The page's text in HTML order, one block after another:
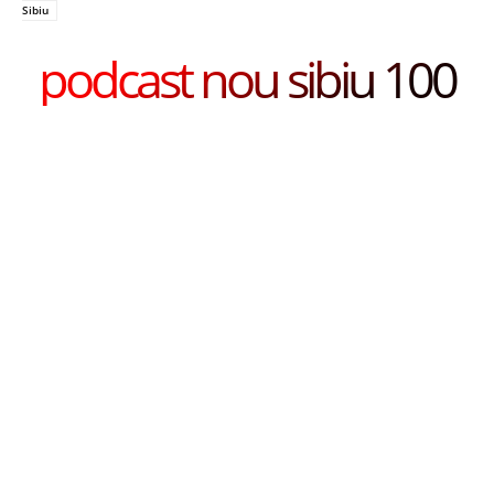
Sibiu
podcast nou sibiu 100